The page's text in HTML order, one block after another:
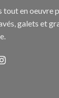
tout en oeuvre
galets et